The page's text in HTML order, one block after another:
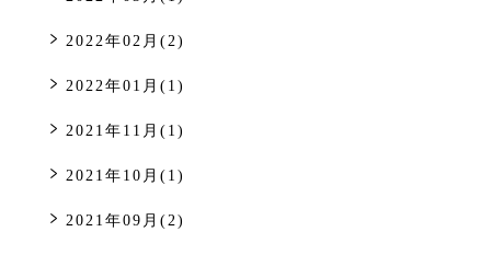
2022年02月(2)
2022年01月(1)
2021年11月(1)
2021年10月(1)
2021年09月(2)